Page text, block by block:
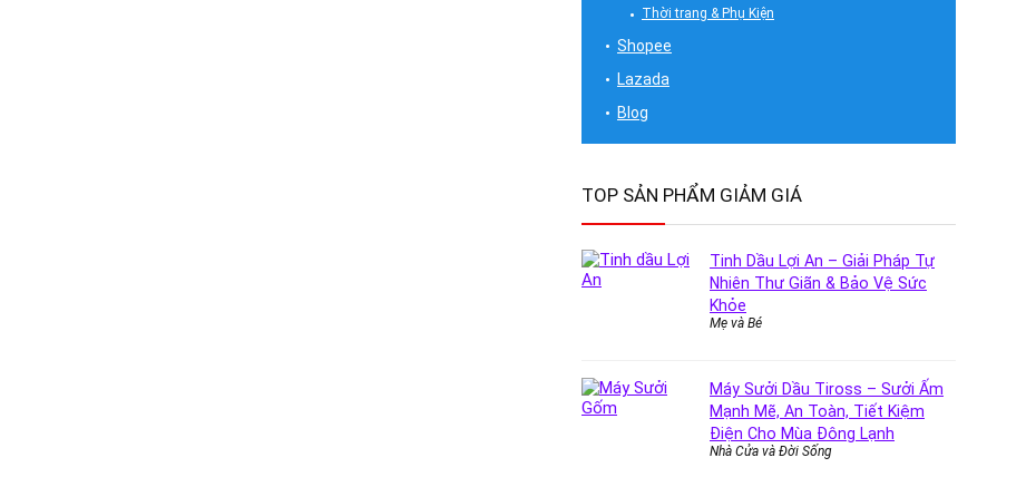
Thời trang & Phụ Kiện
Shopee
Lazada
Blog
TOP SẢN PHẨM GIẢM GIÁ
Tinh Dầu Lợi An – Giải Pháp Tự
Nhiên Thư Giãn & Bảo Vệ Sức
Khỏe
Mẹ và Bé
Máy Sưởi Dầu Tiross – Sưởi Ấm
Mạnh Mẽ, An Toàn, Tiết Kiệm
Điện Cho Mùa Đông Lạnh
Nhà Cửa và Đời Sống